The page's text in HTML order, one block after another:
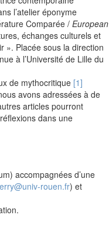
l’atelier éponyme
Comparée / European
échanges culturels et
». Placée sous la direction
à l’Université de Lille du
de mythocritique [1]
avons adressées à de
articles pourront
dans une
accompagnées d’une
rouen.fr) et